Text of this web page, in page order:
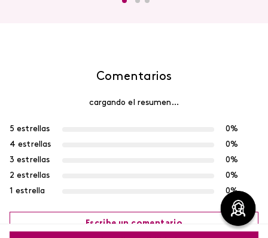
Comentarios
cargando el resumen…
5 estrellas
0%
4 estrellas
0%
3 estrellas
0%
2 estrellas
0%
1 estrella
0%
Escribe un comentario